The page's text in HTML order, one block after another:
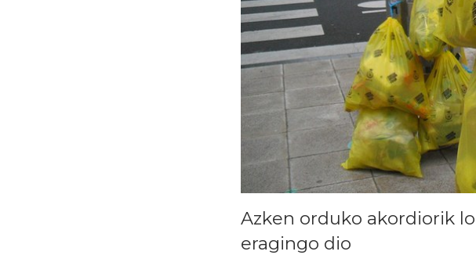
Azken orduko akordiorik
eragingo dio